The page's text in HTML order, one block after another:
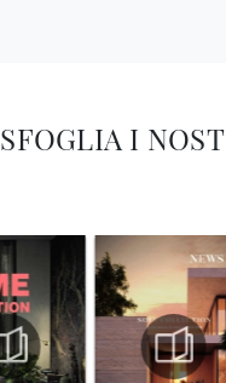
SFOGLIA I